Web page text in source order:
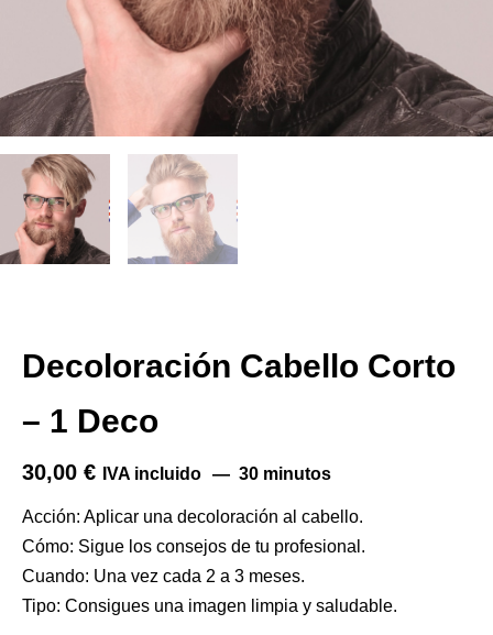
Decoloración Cabello Corto
– 1 Deco
30,00 € IVA incluido 30 minutos
Acción: Aplicar una decoloración al cabello.
Cómo: Sigue los consejos de tu profesional.
Cuando: Una vez cada 2 a 3 meses.
Tipo: Consigues una imagen limpia y saludable.